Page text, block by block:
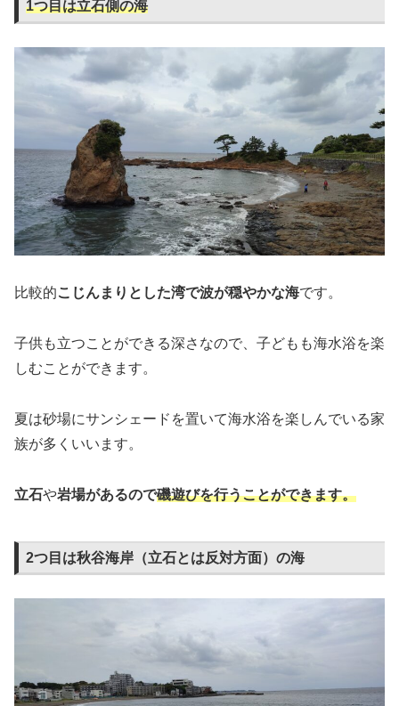
1つ目は立石側の海
比較的こじんまりとした湾で波が穏やかな海です。
子供も立つことができる深さなので、子どもも海水浴を楽
しむことができます。
夏は砂場にサンシェードを置いて海水浴を楽しんでいる家
族が多くいいます。
立石や岩場があるので磯遊びを行うことができます。
2つ目は秋谷海岸（立石とは反対方面）の海